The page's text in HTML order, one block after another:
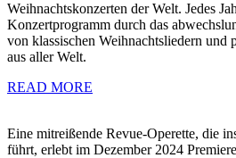
Weihnachtskonzerten der Welt. Jedes
Konzertprogramm durch das
von klassischen Weihnachtsliedern und
aus aller Welt.
READ MORE
Eine mitreißende Revue-Operette, die
führt, erlebt im Dezember 2024